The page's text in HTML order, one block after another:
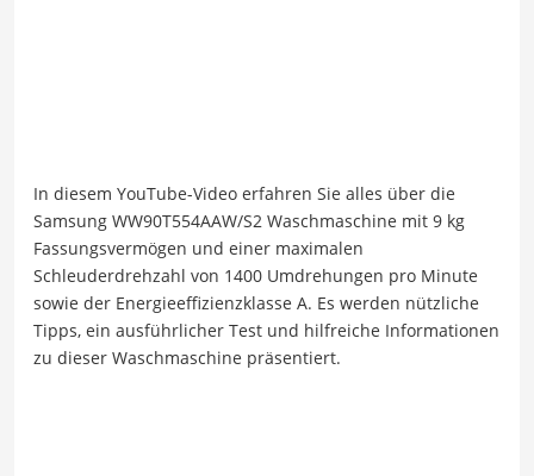
In diesem YouTube-Video erfahren Sie alles über die
Samsung WW90T554AAW/S2 Waschmaschine mit 9 kg
Fassungsvermögen und einer maximalen
Schleuderdrehzahl von 1400 Umdrehungen pro Minute
sowie der Energieeffizienzklasse A. Es werden nützliche
Tipps, ein ausführlicher Test und hilfreiche Informationen
zu dieser Waschmaschine präsentiert.